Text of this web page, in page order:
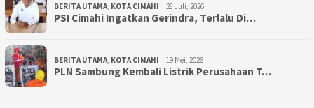
BERITA UTAMA KOTA CIMAHI 28 Juli, 2026
PSI Cimahi Ingatkan Gerindra, Terlalu Di…
BERITA UTAMA KOTA CIMAHI 19 Mei, 2026
PLN Sambung Kembali Listrik Perusahaan T…